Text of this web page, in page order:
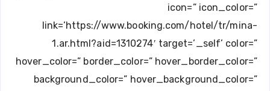
icon=” icon_color=”
link=’https://www.booking.com/hotel/tr/mina-
1.ar.html?aid=1310274′ target=’_self’ color=”
hover_color=” border_color=” hover_border_color=”
background_color=” hover_background_color=”